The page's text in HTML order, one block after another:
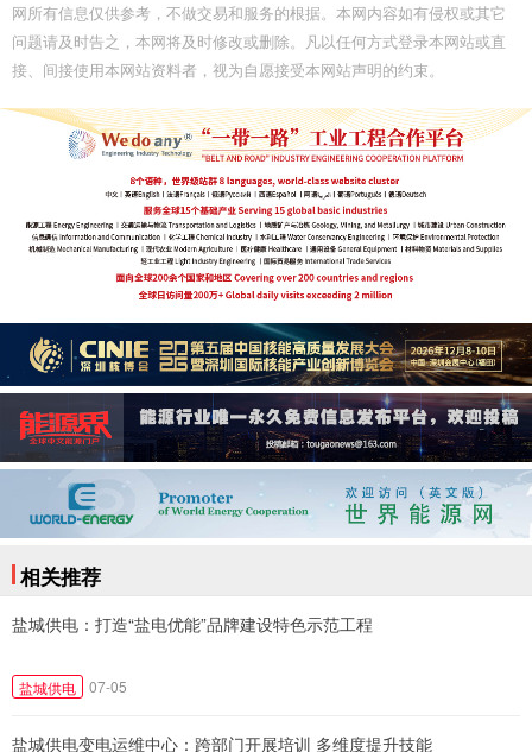
网所有信息仅供参考，不做交易和服务的根据。本网内容如有侵权或其它
问题请及时告之，本网将及时修改或删除。凡以任何方式登录本网站或直
接、间接使用本网站资料者，视为自愿接受本网站声明的约束。
相关推荐
盐城供电：打造“盐电优能”品牌建设特色示范工程
盐城供电 07-05
盐城供电变电运维中心：跨部门开展培训 多维度提升技能